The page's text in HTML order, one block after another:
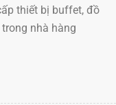
thiết bị buffet, đồ
nhà hàng